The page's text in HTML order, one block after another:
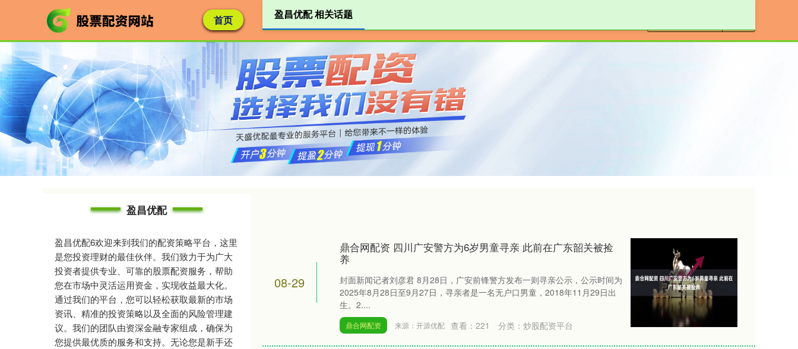
首页 盈昌优配
盈昌优配 相关话题
08-29
鼎合网配资 四川广安警方为6岁男童寻亲 此前在广东韶关被捡
养
封面新闻记者刘彦君 8月28日，广安前锋警方发布一则寻亲公示，公示时间为
2025年8月28日至9月27日，寻亲者是一名无户口男童，2018年11月29日出
生。2....
鼎合网配资 来源：开源优配 查看： 221 分类： 炒股配资平台
盈昌优配
盈昌优配6欢迎来到我们的配资策略平台，这里
是您投资理财的最佳伙伴。我们致力于为广大
投资者提供专业、可靠的股票配资服务，帮助
您在市场中灵活运用资金，实现收益最大化。
通过我们的平台，您可以轻松获取最新的市场
资讯、精准的投资策略以及全面的风险管理建
议。我们的团队由资深金融专家组成，确保为
您提供最优质的服务和支持。无论您是新手还